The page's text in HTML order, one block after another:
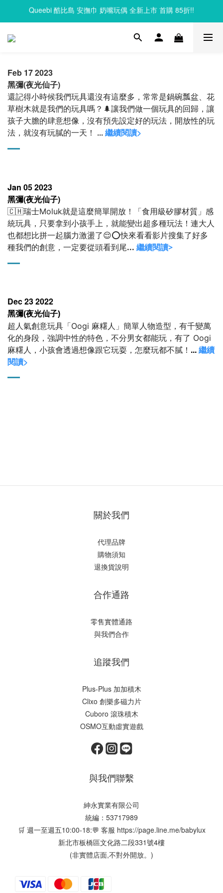
Clixo 磁力片83折起，滿額再贈禮
Queebi 酷比島 安撫巾 奶嘴玩偶 全新上市 首購 85折!!
Feb 17 2023
黑彌(夜光仙子)
還記得小時候我們玩具還沒有這麼多，常常是鍋碗瓢盆、花
草樹木就是我們的玩具嗎？ 🌲讓我們做一個玩具的回歸，讓
孩子大膽的肆意想像，沒有預先設定好的玩法，開放性的玩
法，就沒有玩膩的一天！
... 繼續閱讀>
Jan 05 2023
黑彌(夜光仙子)
🇨🇭瑞士Moluk就是這麼簡單開放！
「食用級矽膠材質」感
統玩具， 只要拿到小孩手上， 就能變出超多種玩法！ 連大人
也都想比拼一起腦力激盪了😌⭕️快來看看影片搜集了好多
種我們的創意， 一定要從頭看到尾... 繼續閱讀>
Dec 23 2022
黑彌(夜光仙子)
超人氣創意玩具「Oogi 麻糬人」 簡單人物造型，有千變萬
化的身段， 強調中性的特色，不分男女都能玩， 有了 Oogi
麻糬人，小孩會透過想像跟它玩耍， 怎麼玩都不膩！ ...繼續
閱讀>
關於我們
代理品牌
購物須知
退換貨說明
合作通路
零售實體通路
與我們合作
追蹤我們
Plus-Plus 加加積木
Clixo 創樂多磁力片
Cuboro 滾珠積木
OSMO互動虛實遊戲
與我們聯繫
紳永實業有限公司
統編：53717989
🛒 週一至週五10:00-18:💬 客服 https://page.line.me/babylux
新北市板橋區文化路二段331號4樓
(非實體店面,不對外開放。)